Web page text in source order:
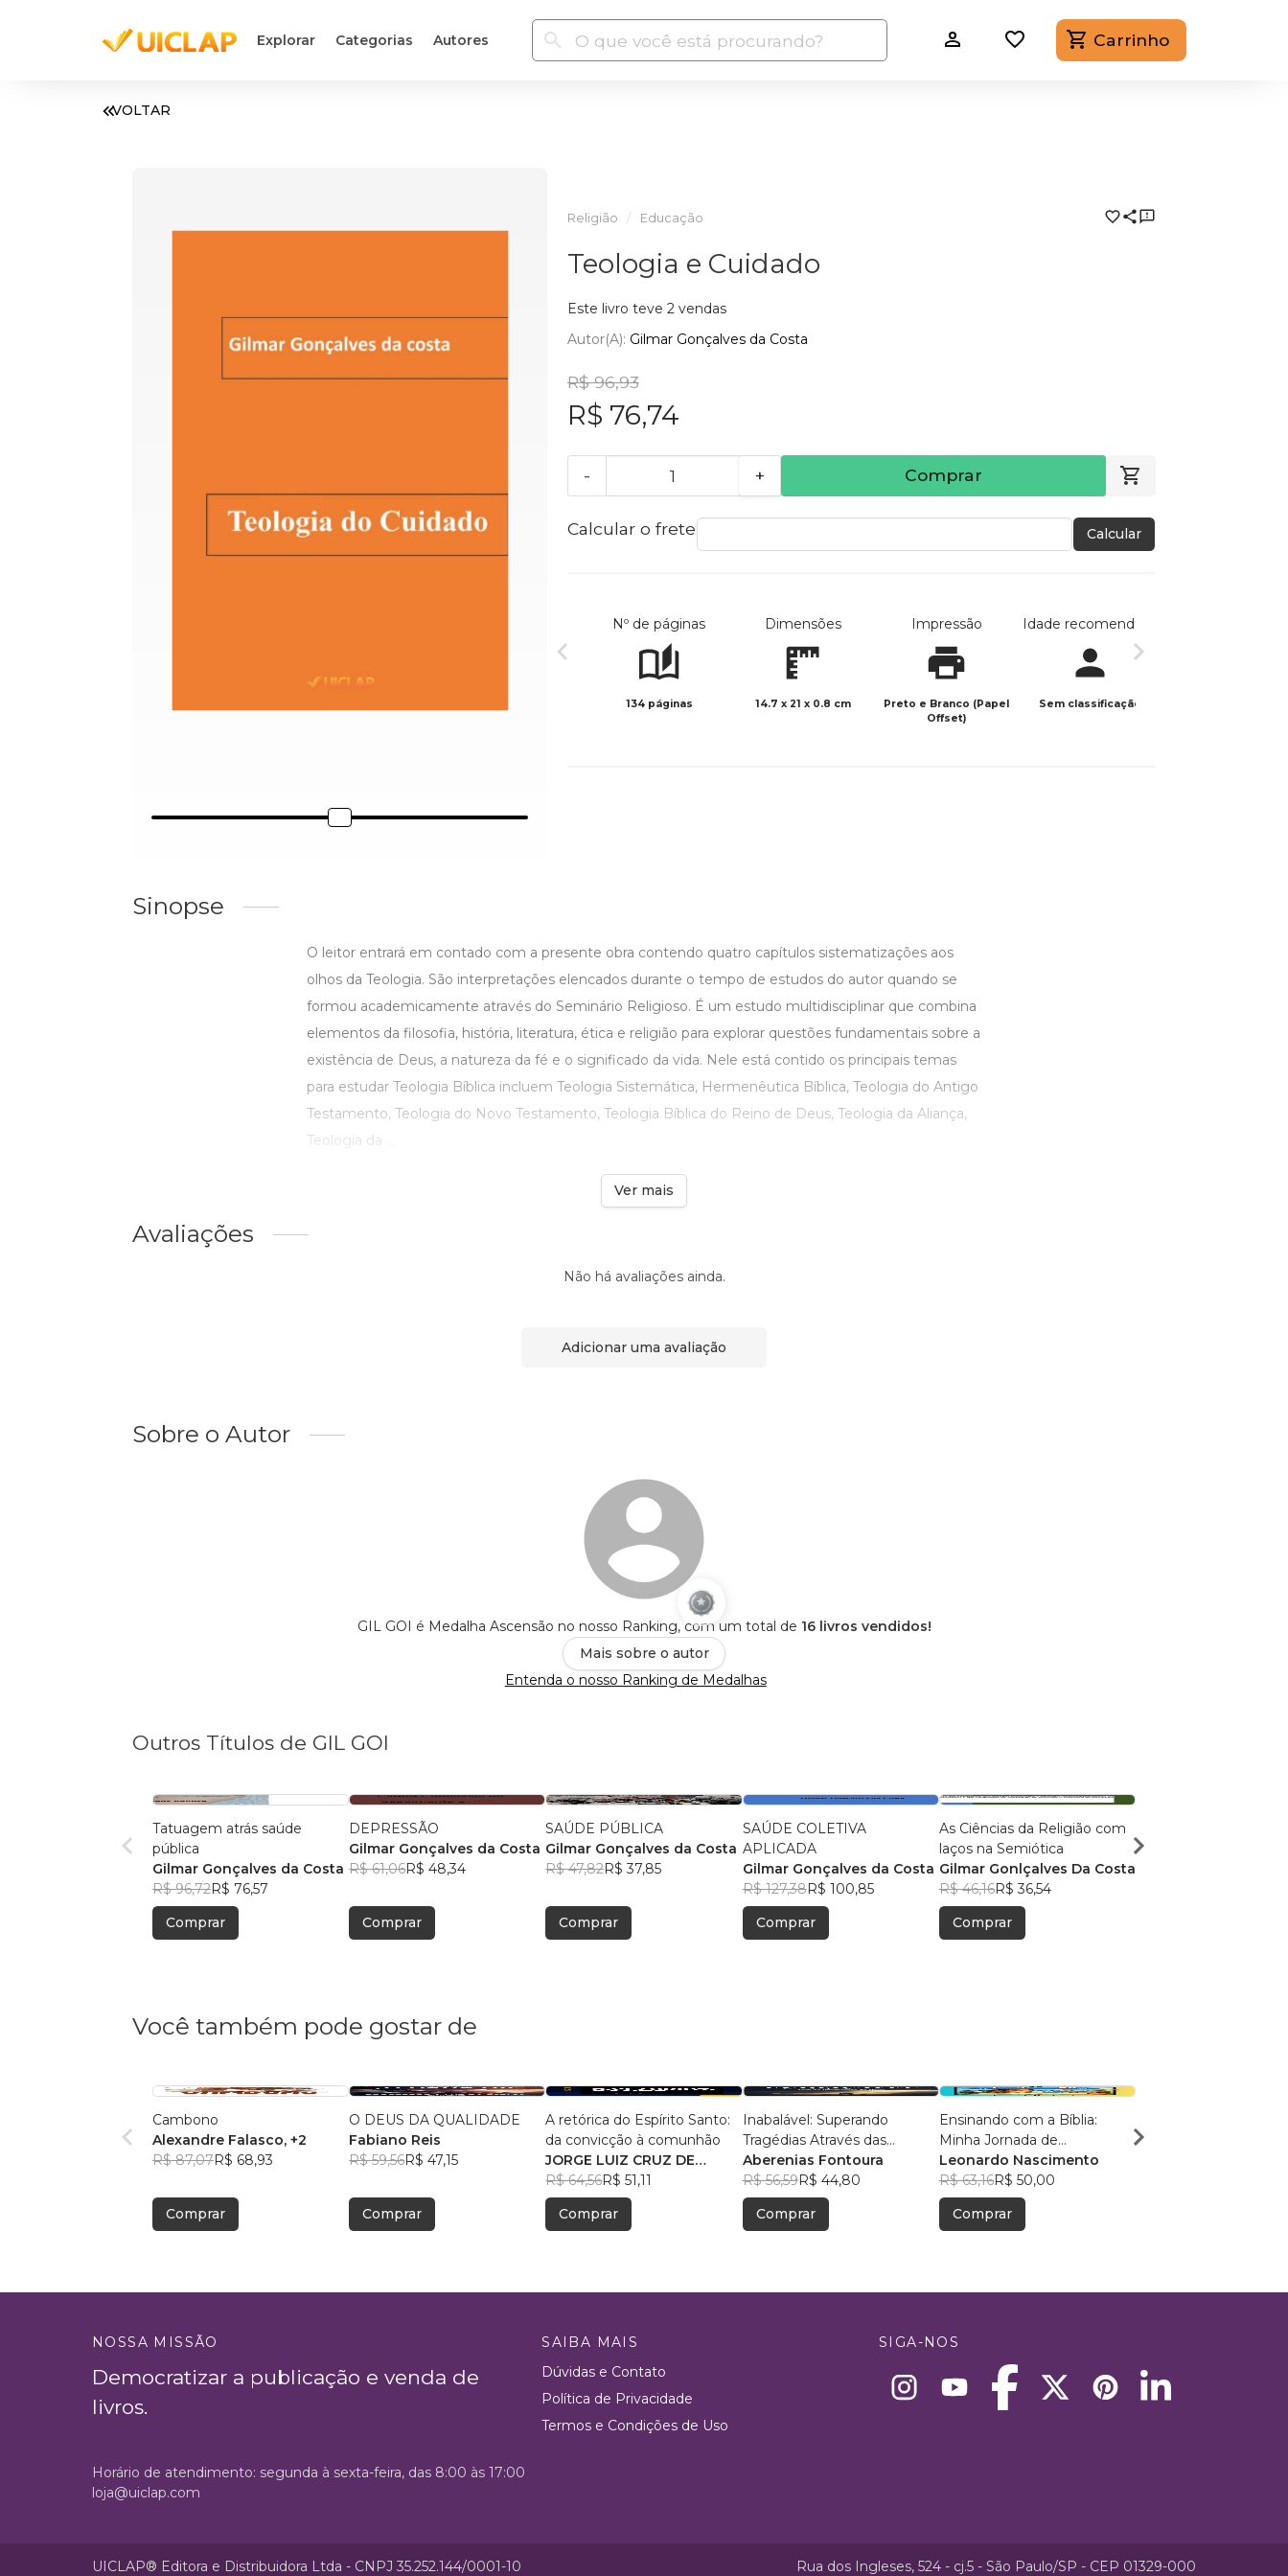
Explorar Categorias Autores Carrinho
VOLTAR
Religião Educação
Teologia e Cuidado
Este livro teve 2 vendas
Autor(a): Gilmar Gonçalves da Costa
R$ 96,93
R$ 76,74
- + Comprar
Calcular o frete Calcular
Nº de páginas
134 páginas
Dimensões
14.7 x 21 x 0.8 cm
Impressão
Preto e Branco (Papel
Offset)
Idade recomendada
Sem classificação
Sinopse
O leitor entrará em contado com a presente obra contendo quatro capítulos sistematizações aos
olhos da Teologia. São interpretações elencados durante o tempo de estudos do autor quando se
formou academicamente através do Seminário Religioso. É um estudo multidisciplinar que combina
elementos da filosofia, história, literatura, ética e religião para explorar questões fundamentais sobre a
existência de Deus, a natureza da fé e o significado da vida. Nele está contido os principais temas
para estudar Teologia Bíblica incluem Teologia Sistemática, Hermenêutica Bíblica, Teologia do Antigo
Testamento, Teologia do Novo Testamento, Teologia Bíblica do Reino de Deus, Teologia da Aliança,
Teologia da ...
Ver mais
Avaliações
Não há avaliações ainda.
Adicionar uma avaliação
Sobre o Autor
GIL GOI é Medalha Ascensão no nosso Ranking, com um total de 16 livros vendidos!
Mais sobre o autor
Entenda o nosso Ranking de Medalhas
Outros Títulos de GIL GOI
Tatuagem atrás saúde
pública
Gilmar Gonçalves da Costa
R$ 96,72R$ 76,57
Comprar
DEPRESSÃO
Gilmar Gonçalves da Costa
R$ 61,06R$ 48,34
Comprar
SAÚDE PÚBLICA
Gilmar Gonçalves da Costa
R$ 47,82R$ 37,85
Comprar
SAÚDE COLETIVA
APLICADA
Gilmar Gonçalves da Costa
R$ 127,38R$ 100,85
Comprar
As Ciências da Religião com
laços na Semiótica
Gilmar Gonlçalves Da Costa
R$ 46,16R$ 36,54
Comprar
APLICADA
Você também pode gostar de
Cambono
Alexandre Falasco, +2
R$ 87,07R$ 68,93
Comprar
O DEUS DA QUALIDADE
Fabiano Reis
R$ 59,56R$ 47,15
Comprar
A retórica do Espírito Santo:
da convicção à comunhão
JORGE LUIZ CRUZ DE
FREITAS
R$ 64,56R$ 51,11
Comprar
Inabalável: Superando
Tragédias Através das
Promessas
Aberenias Fontoura
R$ 56,59R$ 44,80
Comprar
Ensinando com a Bíblia:
Minha Jornada de
Descobertas
Leonardo Nascimento
R$ 63,16R$ 50,00
Comprar
Igreja
NOSSA MISSÃO
Democratizar a publicação e venda de
livros.
SAIBA MAIS
Dúvidas e Contato
Política de Privacidade
Termos e Condições de Uso
SIGA-NOS
Horário de atendimento: segunda à sexta-feira, das 8:00 às 17:00
loja@uiclap.com
UICLAP® Editora e Distribuidora Ltda - CNPJ 35.252.144/0001-10 Rua dos Ingleses, 524 - cj.5 - São Paulo/SP - CEP 01329-000